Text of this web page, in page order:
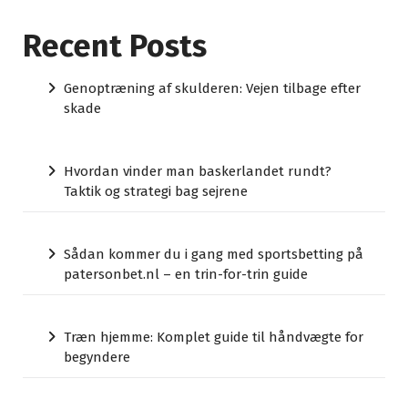
Recent Posts
Genoptræning af skulderen: Vejen tilbage efter
skade
Hvordan vinder man baskerlandet rundt?
Taktik og strategi bag sejrene
Sådan kommer du i gang med sportsbetting på
patersonbet.nl – en trin-for-trin guide
Træn hjemme: Komplet guide til håndvægte for
begyndere